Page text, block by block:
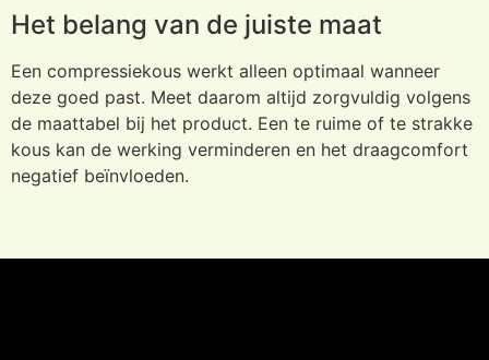
Het belang van de juiste maat
Een compressiekous werkt alleen optimaal wanneer
deze goed past. Meet daarom altijd zorgvuldig volgens
de maattabel bij het product. Een te ruime of te strakke
kous kan de werking verminderen en het draagcomfort
negatief beïnvloeden.